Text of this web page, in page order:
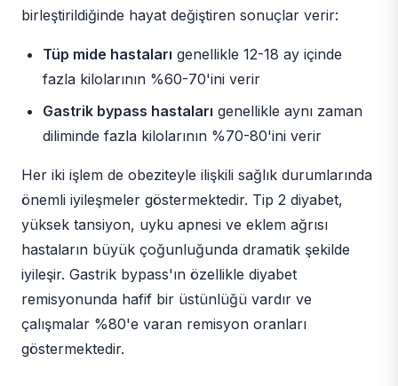
birleştirildiğinde hayat değiştiren sonuçlar verir:
Tüp mide hastaları genellikle 12-18 ay içinde
fazla kilolarının %60-70'ini verir
Gastrik bypass hastaları genellikle aynı zaman
diliminde fazla kilolarının %70-80'ini verir
Her iki işlem de obeziteyle ilişkili sağlık durumlarında
önemli iyileşmeler göstermektedir. Tip 2 diyabet,
yüksek tansiyon, uyku apnesi ve eklem ağrısı
hastaların büyük çoğunluğunda dramatik şekilde
iyileşir. Gastrik bypass'ın özellikle diyabet
remisyonunda hafif bir üstünlüğü vardır ve
çalışmalar %80'e varan remisyon oranları
göstermektedir.